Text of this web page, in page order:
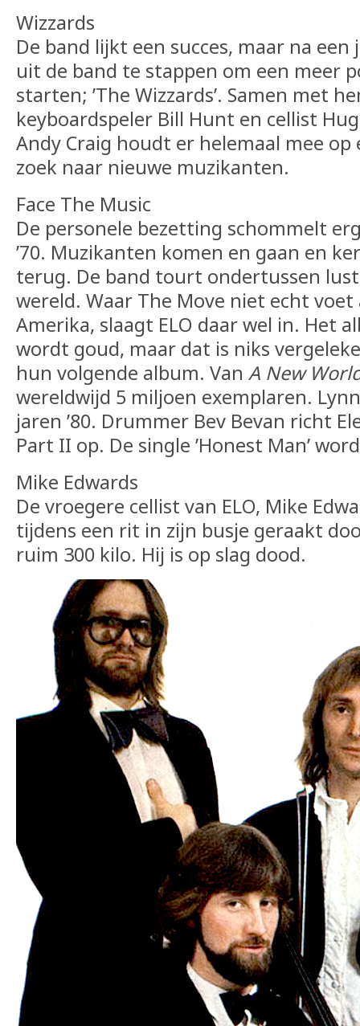
Wizzards
De band lijkt een succes, maar na een
uit de band te stappen om een meer
starten; ’The Wizzards’. Samen met
keyboardspeler Bill Hunt en cellist
Andy Craig houdt er helemaal mee
zoek naar nieuwe muzikanten.
Face The Music
De personele bezetting schommelt
’70. Muzikanten komen en gaan en
terug. De band tourt ondertussen
wereld. Waar The Move niet echt
Amerika, slaagt ELO daar wel in. Het
wordt goud, maar dat is niks
hun volgende album. Van A New
wereldwijd 5 miljoen exemplaren.
jaren ’80. Drummer Bev Bevan richt
Part II op. De single ’Honest Man’
Mike Edwards
De vroegere cellist van ELO, Mike
tijdens een rit in zijn busje geraakt
ruim 300 kilo. Hij is op slag dood.